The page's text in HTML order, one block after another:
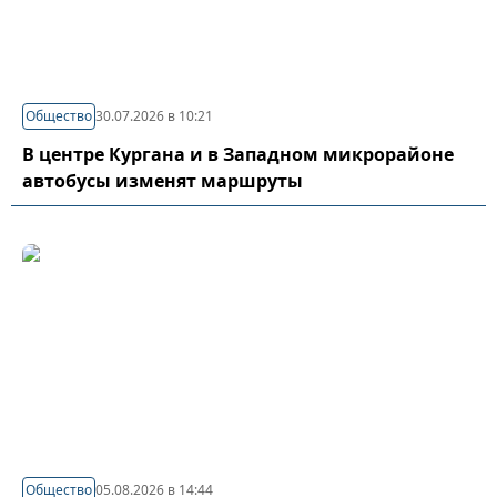
Общество30.07.2026 в 10:21
В центре Кургана и в Западном микрорайоне
автобусы изменят маршруты
Общество05.08.2026 в 14:44